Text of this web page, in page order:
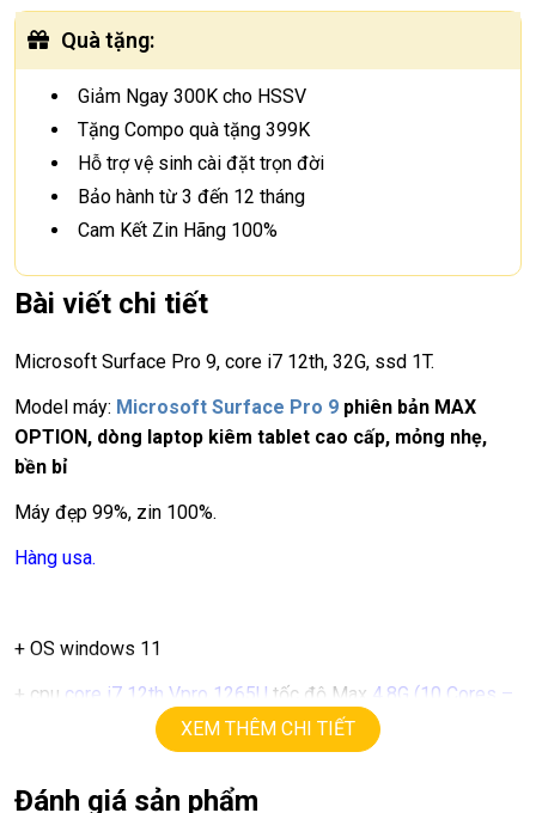
Quà tặng:
Giảm Ngay 300K cho HSSV
Tặng Compo quà tặng 399K
Hỗ trợ vệ sinh cài đặt trọn đời
Bảo hành từ 3 đến 12 tháng
Cam Kết Zin Hãng 100%
Bài viết chi tiết
Microsoft Surface Pro 9, core i7 12th, 32G, ssd 1T.
Model máy: Microsoft Surface Pro 9 phiên bản MAX
OPTION, dòng laptop kiêm tablet cao cấp, mỏng nhẹ,
bền bỉ
Máy đẹp 99%, zin 100%.
Hàng usa.
+ OS windows 11
+ cpu core i7 12th Vpro 1265U tốc độ Max 4,8G (10 Cores –
XEM THÊM CHI TIẾT
Đánh giá sản phẩm